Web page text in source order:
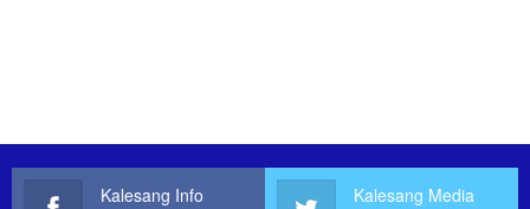
Kalesang Info Kalesang Media